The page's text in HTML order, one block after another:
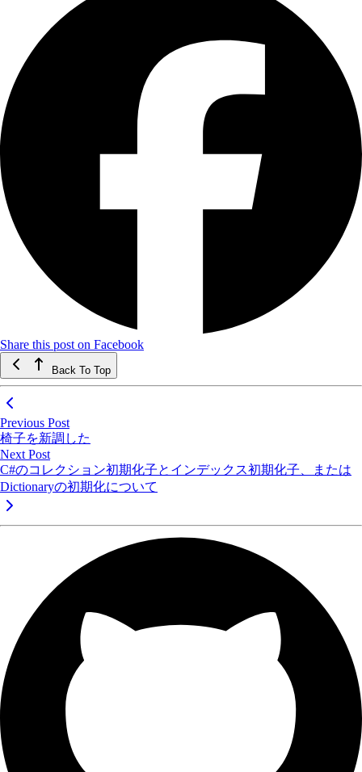
Share this post on Facebook
Back To Top
Previous Post
椅子を新調した
Next Post
C#のコレクション初期化子とインデックス初期化子、または
Dictionaryの初期化について